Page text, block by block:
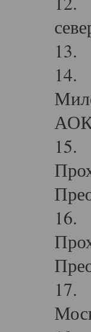
13.
14.
15.
16.
17.